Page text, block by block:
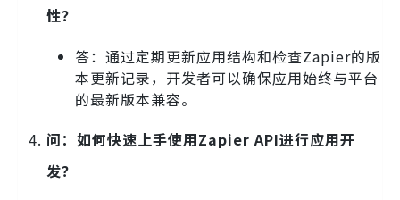
性？
答：通过定期更新应用结构和检查Zapier的版
本更新记录，开发者可以确保应用始终与平台
的最新版本兼容。
问：如何快速上手使用Zapier API进行应用开
发？